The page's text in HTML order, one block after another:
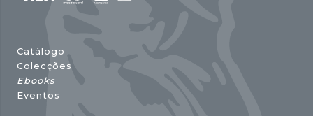
Catálogo
Colecções
Ebooks
Eventos